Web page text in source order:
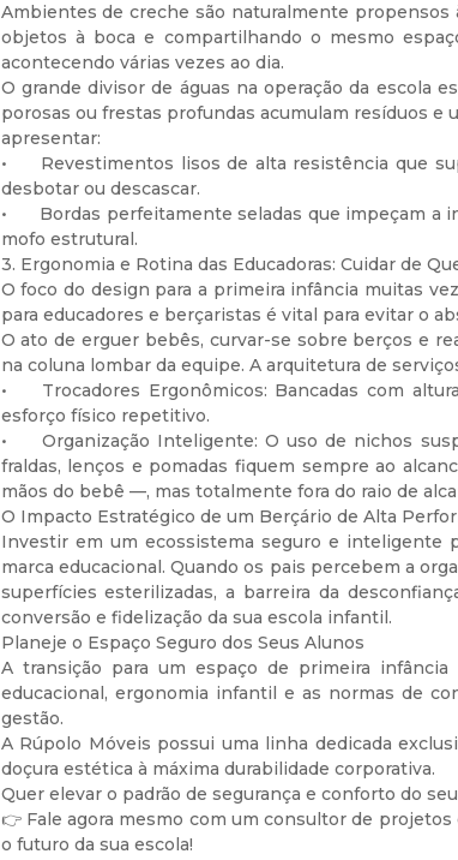
Ambientes de creche são naturalmente propensos
objetos à boca e compartilhando o mesmo
acontecendo várias vezes ao dia.
O grande divisor de águas na operação da escola
porosas ou frestas profundas acumulam resíduos
apresentar:
•
Revestimentos lisos de alta resistência que
desbotar ou descascar.
•
Bordas perfeitamente seladas que impeçam a
mofo estrutural.
3. Ergonomia e Rotina das Educadoras: Cuidar de
O foco do design para a primeira infância muitas
para educadores e berçaristas é vital para evitar o
O ato de erguer bebês, curvar-se sobre berços e
na coluna lombar da equipe. A arquitetura de
•
Trocadores Ergonômicos: Bancadas com
esforço físico repetitivo.
•
Organização Inteligente: O uso de nichos
fraldas, lenços e pomadas fiquem sempre ao
mãos do bebê —, mas totalmente fora do raio de
O Impacto Estratégico de um Berçário de Alta
Investir em um ecossistema seguro e inteligente
marca educacional. Quando os pais percebem a
superfícies esterilizadas, a barreira da
conversão e fidelização da sua escola infantil.
Planeje o Espaço Seguro dos Seus Alunos
A transição para um espaço de primeira
educacional, ergonomia infantil e as normas de
gestão.
A Rúpolo Móveis possui uma linha dedicada
doçura estética à máxima durabilidade corporativa.
Quer elevar o padrão de segurança e conforto do
👉Fale agora mesmo com um consultor de projetos
o futuro da sua escola!